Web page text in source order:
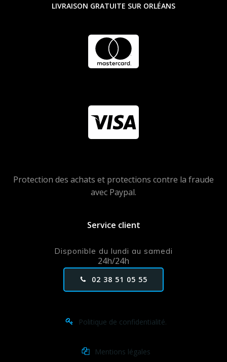
LIVRAISON GRATUITE SUR ORLÉANS
Protection des achats et protections contre la fraude
avec Paypal.
Service client
Disponible du lundi au samedi
24h/24h
02 38 51 05 55
Politique de confidentialité.
Mentions légales